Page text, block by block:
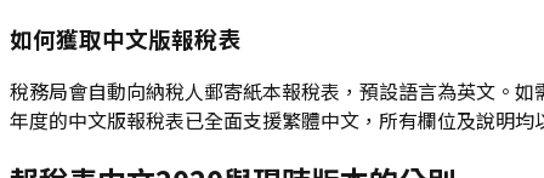
如何獲取中文版報稅表
稅務局會自動向納稅人郵寄紙本報稅表，預設語言為英文。
年度的中文版報稅表已全面支援繁體中文，所有欄位及說明均